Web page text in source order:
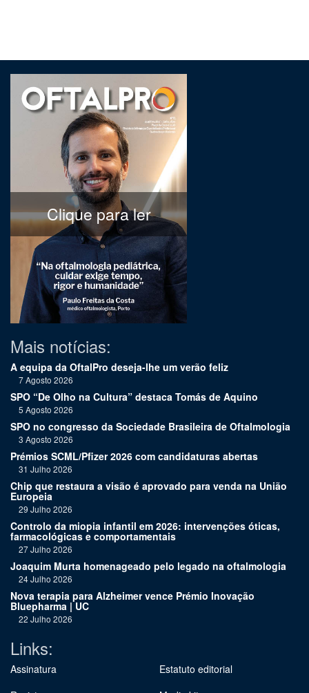
Clique para ler
Mais notícias:
A equipa da OftalPro deseja-lhe um verão feliz
7 Agosto 2026
SPO “De Olho na Cultura” destaca Tomás de Aquino
5 Agosto 2026
SPO no congresso da Sociedade Brasileira de Oftalmologia
3 Agosto 2026
Prémios SCML/Pfizer 2026 com candidaturas abertas
31 Julho 2026
Chip que restaura a visão é aprovado para venda na União
Europeia
29 Julho 2026
Controlo da miopia infantil em 2026: intervenções óticas,
farmacológicas e comportamentais
27 Julho 2026
Joaquim Murta homenageado pelo legado na oftalmologia
24 Julho 2026
Nova terapia para Alzheimer vence Prémio Inovação
Bluepharma | UC
22 Julho 2026
Links:
Assinatura
Estatuto editorial